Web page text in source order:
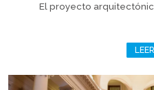
El proyecto